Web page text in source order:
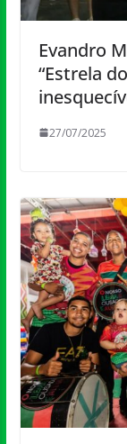
Evandro
“Estrela
27/07/2025